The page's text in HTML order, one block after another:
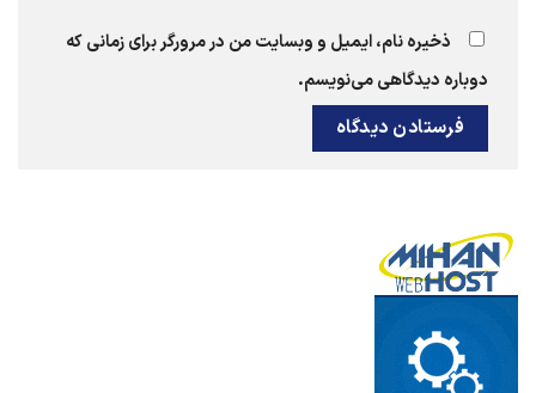
ذخیره نام، ایمیل و وبسایت من در مرورگر برای زمانی که
دوباره دیدگاهی می‌نویسم.